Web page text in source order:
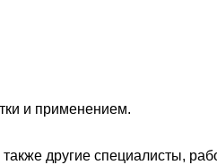
и применением.
другие специалисты,